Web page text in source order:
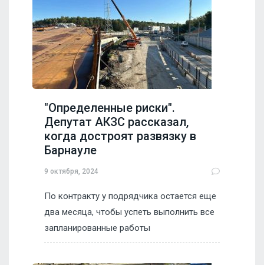
"Определенные риски".
Депутат АКЗС рассказал,
когда достроят развязку в
Барнауле
9 октября, 2024
По контракту у подрядчика остается еще
два месяца, чтобы успеть выполнить все
запланированные работы